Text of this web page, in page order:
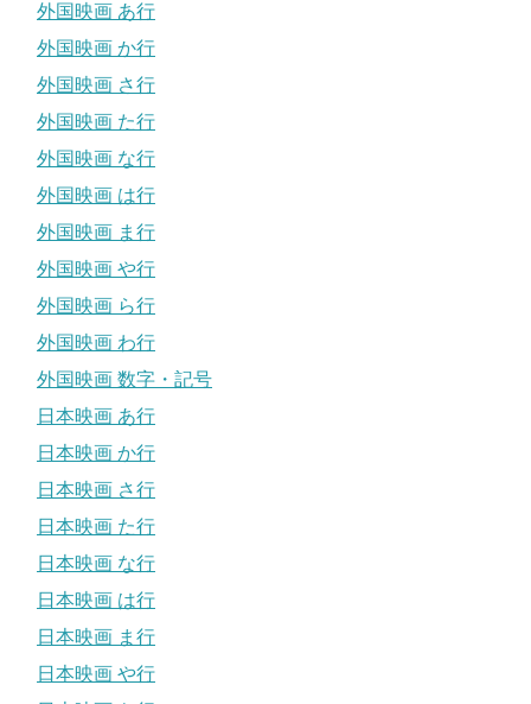
外国映画 あ行
外国映画 か行
外国映画 さ行
外国映画 た行
外国映画 な行
外国映画 は行
外国映画 ま行
外国映画 や行
外国映画 ら行
外国映画 わ行
外国映画 数字・記号
日本映画 あ行
日本映画 か行
日本映画 さ行
日本映画 た行
日本映画 な行
日本映画 は行
日本映画 ま行
日本映画 や行